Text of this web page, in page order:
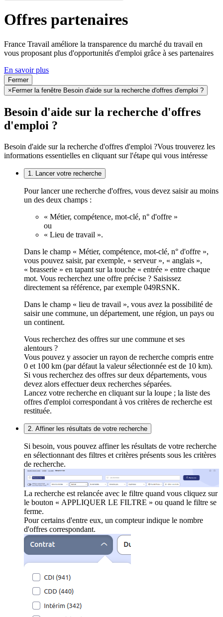
Offres partenaires
France Travail améliore la transparence du marché du travail en
vous proposant plus d'opportunités d'emploi grâce à ses partenaires
En savoir plus
Fermer
×Fermer la fenêtre Besoin d'aide sur la recherche d'offres d'emploi ?
Besoin d'aide sur la recherche d'offres
d'emploi ?
Besoin d'aide sur la recherche d'offres d'emploi ?Vous trouverez les
informations essentielles en cliquant sur l'étape qui vous intéresse
1. Lancer votre recherche
Pour lancer une recherche d'offres, vous devez saisir au moins
un des deux champs :
« Métier, compétence, mot-clé, n° d'offre »
ou
« Lieu de travail ».
Dans le champ « Métier, compétence, mot-clé, n° d'offre »,
vous pouvez saisir, par exemple, « serveur », « anglais »,
« brasserie » en tapant sur la touche « entrée » entre chaque
mot. Vous recherchez une offre précise ? Saisissez
directement sa référence, par exemple 049RSNK.
Dans le champ « lieu de travail », vous avez la possibilité de
saisir une commune, un département, une région, un pays ou
un continent.
Vous recherchez des offres sur une commune et ses
alentours ?
Vous pouvez y associer un rayon de recherche compris entre
0 et 100 km (par défaut la valeur sélectionnée est de 10 km).
Si vous recherchez des offres sur deux départements, vous
devez alors effectuer deux recherches séparées.
Lancez votre recherche en cliquant sur la loupe ; la liste des
offres d'emploi correspondant à vos critères de recherche est
restituée.
2. Affiner les résultats de votre recherche
Si besoin, vous pouvez affiner les résultats de votre recherche
en sélectionnant des filtres et critères présents sous les critères
de recherche.
La recherche est relancée avec le filtre quand vous cliquez sur
le bouton « APPLIQUER LE FILTRE » ou quand le filtre se
ferme.
Pour certains d'entre eux, un compteur indique le nombre
d'offres correspondant.